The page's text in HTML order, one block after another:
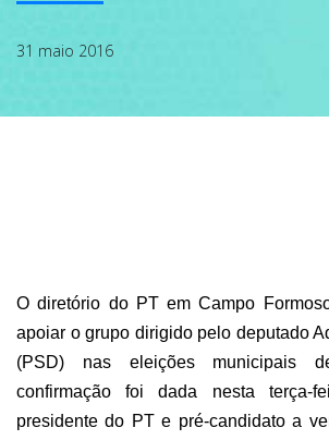
GALERIA
31 maio 2016
O diretório do PT em Campo
apoiar o grupo dirigido pelo deputado
(PSD) nas eleições municipais
confirmação foi dada nesta terça-
presidente do PT e pré-candidato a